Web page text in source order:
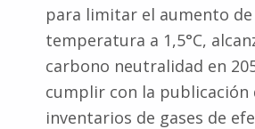
para limitar el aumento de
temperatura a 1,5°C,
carbono neutralidad en
cumplir con la publicación
inventarios de gases de